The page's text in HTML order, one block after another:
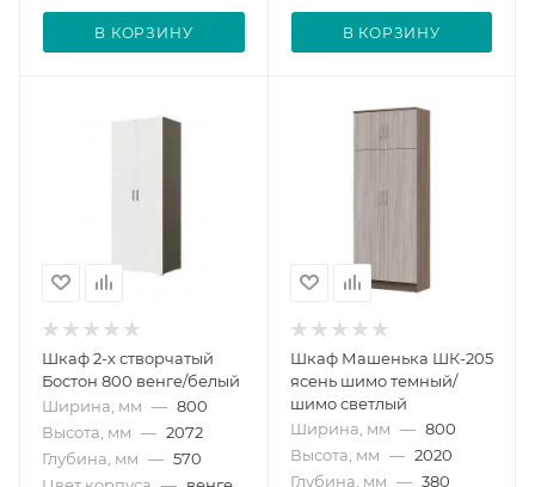
В КОРЗИНУ В КОРЗИНУ
Шкаф 2-х створчатый
Бостон 800 венге/белый
Ширина, мм — 800
Высота, мм — 2072
Глубина, мм — 570
Шкаф Машенька ШК-205
ясень шимо темный/
шимо светлый
Ширина, мм — 800
Высота, мм — 2020
Глубина, мм — 380